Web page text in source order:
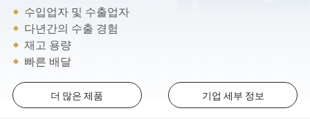
수입업자 및 수출업자
다년간의 수출 경험
재고 용량
빠른 배달
더 많은 제품 기업 세부 정보